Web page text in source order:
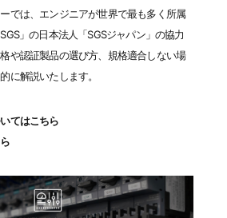
では、エンジニアが世界で最も多く所属
」の日本法人「SGSジャパン」の協力
や認証製品の選び方、規格適合しない場
に解説いたします。
てはこちら